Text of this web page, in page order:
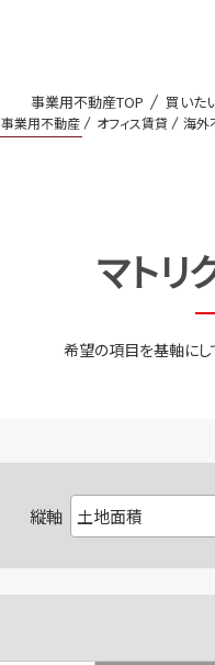
事業用不動産 オフィス賃貸 海外
事業用不動産TOP 買いた
マトリ
希望の項目を基軸にし
縦軸